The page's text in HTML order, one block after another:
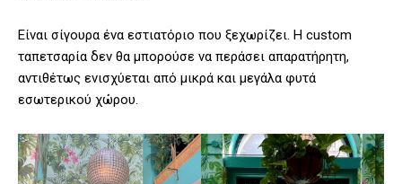
Είναι σίγουρα ένα εστιατόριο που ξεχωρίζει. Η custom
ταπετσαρία δεν θα μπορούσε να περάσει απαρατήρητη,
αντιθέτως ενισχύεται από μικρά και μεγάλα φυτά
εσωτερικού χώρου.